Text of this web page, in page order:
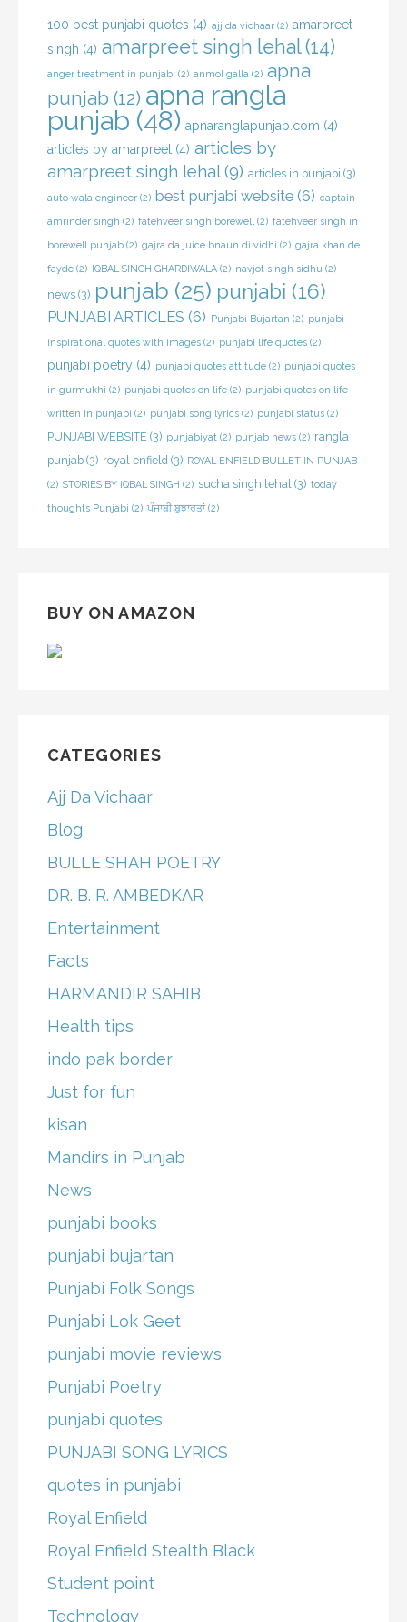
100 best punjabi quotes (4) ajj da vichaar (2) amarpreet
singh (4) amarpreet singh lehal(14)
anger treatment in punjabi (2) anmol galla (2) apna
punjab (12) apna rangla
punjab (48) apnaranglapunjab.com (4)
articles by amarpreet (4) articles by
amarpreet singh lehal(9) articles in punjabi (3)
auto wala engineer (2) best punjabi website (6) captain
amrinder singh (2) fatehveer singh borewell (2) fatehveer singh in
borewell punjab (2) gajra da juice bnaun di vidhi (2) gajra khan de
fayde (2) IQBAL SINGH GHARDIWALA (2) navjot singh sidhu (2)
news (3) punjab (25) punjabi (16)
PUNJABI ARTICLES (6) Punjabi Bujartan (2) punjabi
inspirational quotes with images (2) punjabi life quotes (2)
punjabi poetry (4) punjabi quotes attitude (2) punjabi quotes
in gurmukhi (2) punjabi quotes on life (2) punjabi quotes on life
written in punjabi (2) punjabi song lyrics (2) punjabi status (2)
PUNJABI WEBSITE (3) punjabiyat (2) punjab news (2) rangla
punjab (3) royal enfield (3) ROYAL ENFIELD BULLET IN PUNJAB
(2) STORIES BY IQBAL SINGH (2) sucha singh lehal (3) today
thoughts Punjabi (2) ਪੰਜਾਬੀ ਬੁਝਾਰਤਾਂ(2)
BUY ON AMAZON
CATEGORIES
Ajj Da Vichaar
Blog
BULLE SHAH POETRY
DR. B. R. AMBEDKAR
Entertainment
Facts
HARMANDIR SAHIB
Health tips
indo pak border
Just for fun
kisan
Mandirs in Punjab
News
punjabi books
punjabi bujartan
Punjabi Folk Songs
Punjabi Lok Geet
punjabi movie reviews
Punjabi Poetry
punjabi quotes
PUNJABI SONG LYRICS
quotes in punjabi
Royal Enfield
Royal Enfield Stealth Black
Student point
Technology